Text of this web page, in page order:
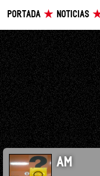
PORTADA NOTICIAS
AM